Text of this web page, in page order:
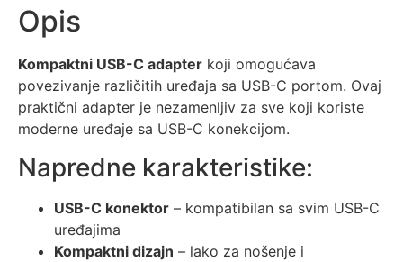
Opis
Kompaktni USB-C adapter koji omogućava
povezivanje različitih uređaja sa USB-C portom. Ovaj
praktični adapter je nezamenljiv za sve koji koriste
moderne uređaje sa USB-C konekcijom.
Napredne karakteristike:
USB-C konektor – kompatibilan sa svim USB-C
uređajima
Kompaktni dizajn – lako za nošenje i